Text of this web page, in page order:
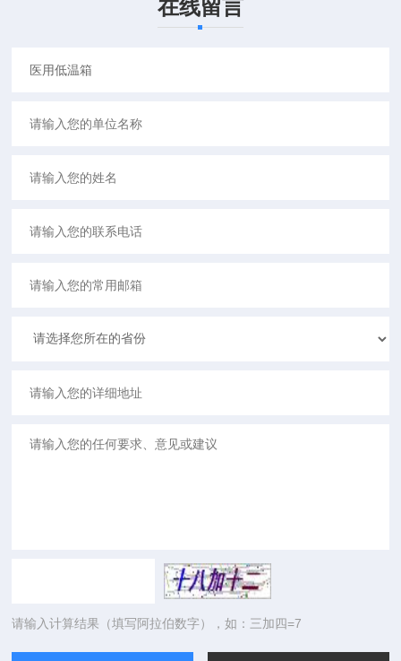
在线留言
请输入计算结果（填写阿拉伯数字），如：三加四=7